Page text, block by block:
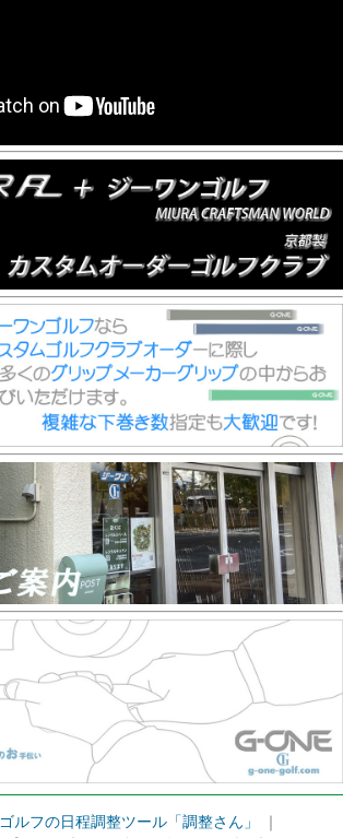
ゴルフの日程調整ツール「調整さん」
｜